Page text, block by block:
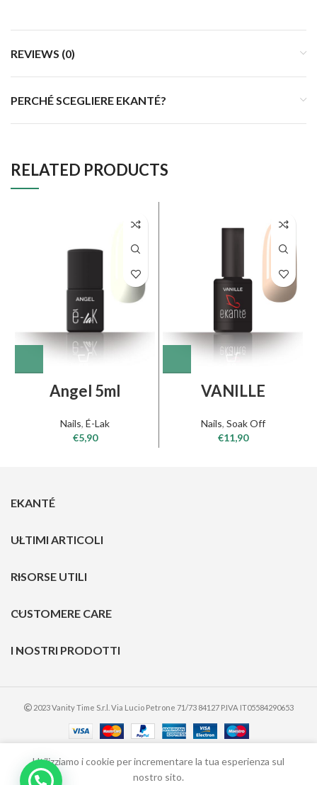
REVIEWS (0)
PERCHÉ SCEGLIERE EKANTÉ?
RELATED PRODUCTS
Angel 5ml
Nails, É-Lak
€5,90
VANILLE
Nails, Soak Off
€11,90
EKANTÉ
ULTIMI ARTICOLI
RISORSE UTILI
CUSTOMERE CARE
I NOSTRI PRODOTTI
2023 Vanity Time S.r.l. Via Lucio Petrone 71/73 84127 P.IVA IT05584290653
Utilizziamo i cookie per incrementare la tua esperienza sul
nostro sito.